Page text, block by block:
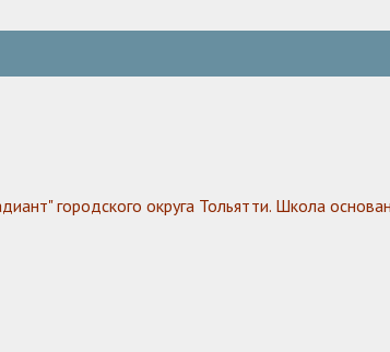
городского округа Тольятти. Школа